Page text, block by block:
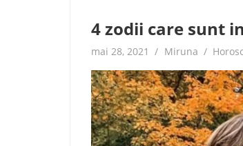
4 zodii care sunt
mai 28, 2021 Miruna